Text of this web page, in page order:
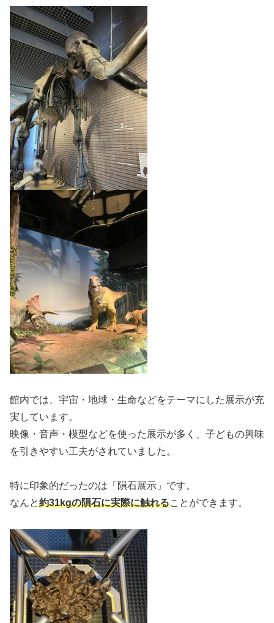
館内では、宇宙・地球・生命などをテーマにした展示が充
実しています。
映像・音声・模型などを使った展示が多く、子どもの興味
を引きやすい工夫がされていました。
特に印象的だったのは「隕石展示」です。
なんと約31kgの隕石に実際に触れることができます。